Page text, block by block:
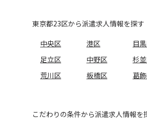
東京都23区から派遣求人情報を探す
中央区
港区 目
足立区
中野区 杉
荒川区
板橋区 葛
こだわりの条件から派遣求人情報を